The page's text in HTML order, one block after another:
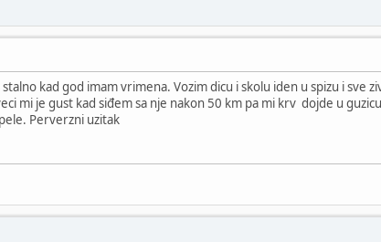
kad god imam vrimena. Vozim dicu i skolu iden u spizu i sve
mi je gust kad siđem sa nje nakon 50 km pa mi krv dojde u
Perverzni uzitak